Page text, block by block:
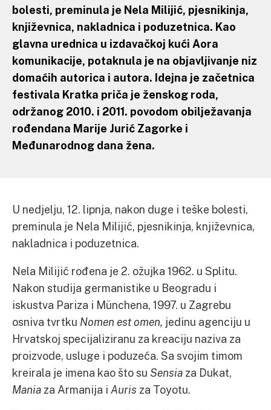
bolesti, preminula je Nela Milijić, pjesnikinja,
književnica, nakladnica i poduzetnica. Kao
glavna urednica u izdavačkoj kući Aora
komunikacije, potaknula je na objavljivanje niz
domaćih autorica i autora. Idejna je začetnica
festivala Kratka priča je ženskog roda,
održanog 2010. i 2011. povodom obilježavanja
rođendana Marije Jurić Zagorke i
Međunarodnog dana žena.
U nedjelju, 12. lipnja, nakon duge i teške bolesti,
preminula je Nela Milijić, pjesnikinja, književnica,
nakladnica i poduzetnica.
Nela Milijić rođena je 2. ožujka 1962. u Splitu.
Nakon studija germanistike u Beogradu i
iskustva Pariza i Münchena, 1997. u Zagrebu
osniva tvrtku Nomen est omen, jedinu agenciju u
Hrvatskoj specijaliziranu za kreaciju naziva za
proizvode, usluge i poduzeća. Sa svojim timom
kreirala je imena kao što su Sensia za Dukat,
Mania za Armanija i Auris za Toyotu.